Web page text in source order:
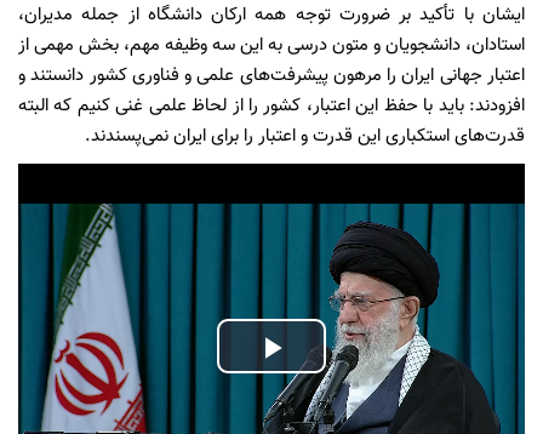
ایشان با تأکید بر ضرورت توجه همه ارکان دانشگاه از جمله مدیران،
استادان، دانشجویان و متون درسی به این سه وظیفه مهم، بخش مهمی از
اعتبار جهانی ایران را مرهون پیشرفت‌های علمی و فناوری کشور دانستند و
افزودند: باید با حفظ این اعتبار، کشور را از لحاظ علمی غنی کنیم که البته
قدرت‌های استکباری این قدرت و اعتبار را برای ایران نمی‌پسندند.
Play